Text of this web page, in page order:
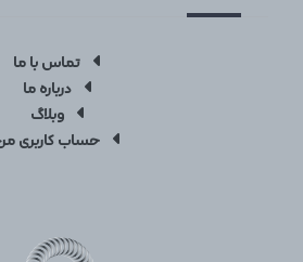
تماس با ما
درباره ما
وبلاگ
حساب کاربری